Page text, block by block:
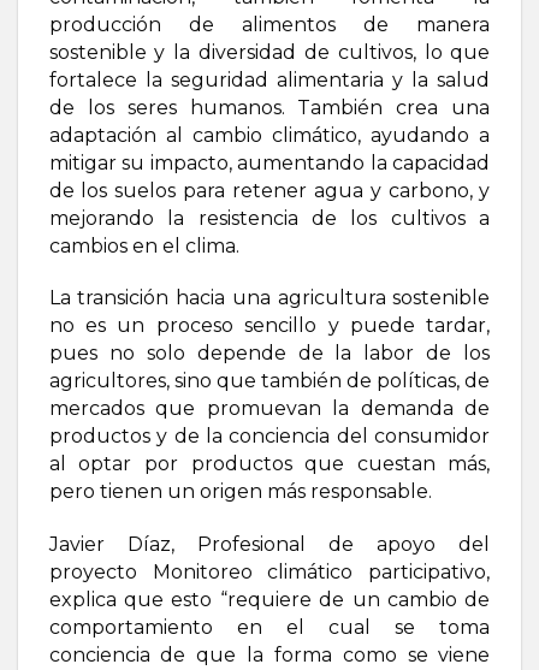
producción de alimentos de manera
sostenible y la diversidad de cultivos, lo que
fortalece la seguridad alimentaria y la salud
de los seres humanos. También crea una
adaptación al cambio climático, ayudando a
mitigar su impacto, aumentando la capacidad
de los suelos para retener agua y carbono, y
mejorando la resistencia de los cultivos a
cambios en el clima.
La transición hacia una agricultura sostenible
no es un proceso sencillo y puede tardar,
pues no solo depende de la labor de los
agricultores, sino que también de políticas, de
mercados que promuevan la demanda de
productos y de la conciencia del consumidor
al optar por productos que cuestan más,
pero tienen un origen más responsable.
Javier Díaz, Profesional de apoyo del
proyecto Monitoreo climático participativo,
explica que esto “requiere de un cambio de
comportamiento en el cual se toma
conciencia de que la forma como se viene